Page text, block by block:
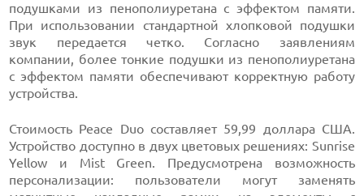
подушками из пенополиуретана с эффектом памяти.
При использовании стандартной хлопковой подушки
звук передается четко. Согласно заявлениям
компании, более тонкие подушки из пенополиуретана
с эффектом памяти обеспечивают корректную работу
устройства.
Стоимость Peace Duo составляет 59,99 доллара США.
Устройство доступно в двух цветовых решениях: Sunrise
Yellow и Mist Green. Предусмотрена возможность
персонализации: пользователи могут заменять